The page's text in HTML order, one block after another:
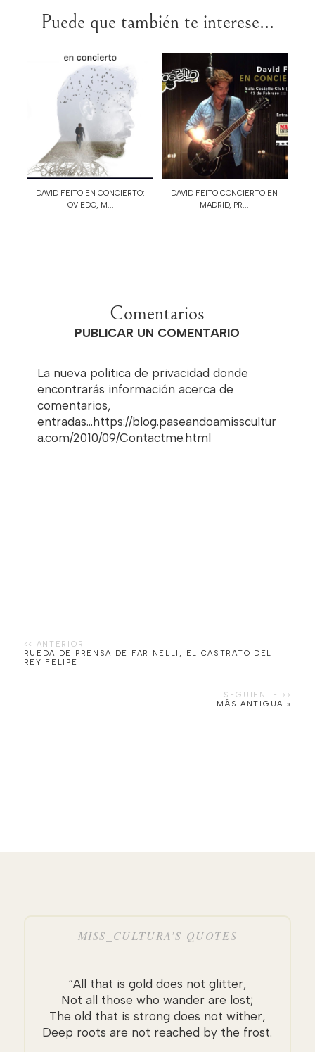
Puede que también te interese...
DAVID FEITO EN CONCIERTO:
OVIEDO, M...
DAVID FEITO CONCIERTO EN
MADRID, PR...
Comentarios
PUBLICAR UN COMENTARIO
La nueva politica de privacidad donde
encontrarás información acerca de
comentarios,
entradas...https://blog.paseandoamisscultur
a.com/2010/09/Contactme.html
RUEDA DE PRENSA DE FARINELLI, EL CASTRATO DEL
REY FELIPE
MÁS ANTIGUA »
MISS_CULTURA’S QUOTES
“All that is gold does not glitter,
Not all those who wander are lost;
The old that is strong does not wither,
Deep roots are not reached by the frost.